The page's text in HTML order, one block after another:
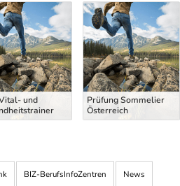
und
Prüfung Sommelier
Österreich
BIZ-BerufsInfoZentren News